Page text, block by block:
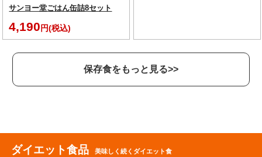
サンヨー堂ごはん缶詰8セット
4,190 円(税込)
保存食をもっと見る>>
ダイエット食品 美味しく続くダイエット食